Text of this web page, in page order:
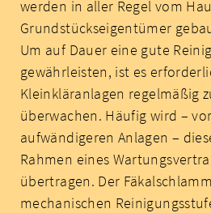
werden in aller Regel vom
Grundstückseigentümer
Um auf Dauer eine gute
gewährleisten, ist es
Kleinkläranlagen regelmäßig
überwachen. Häufig wird –
aufwändigeren Anlagen –
Rahmen eines
übertragen. Der
mechanischen